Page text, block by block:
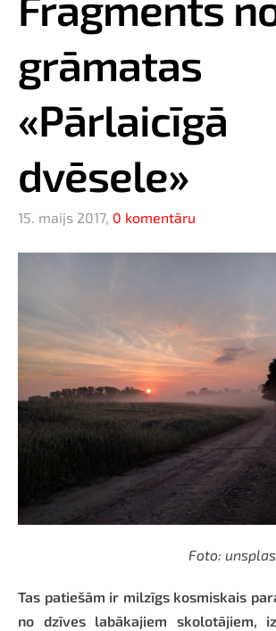
grāmatas
«Pārlaicīgā
dvēsele»
15. maijs 2017, 0 komentāru
Foto:
Tas patiešām ir milzīgs kosmiskais
no dzīves labākajiem skolotājiem,